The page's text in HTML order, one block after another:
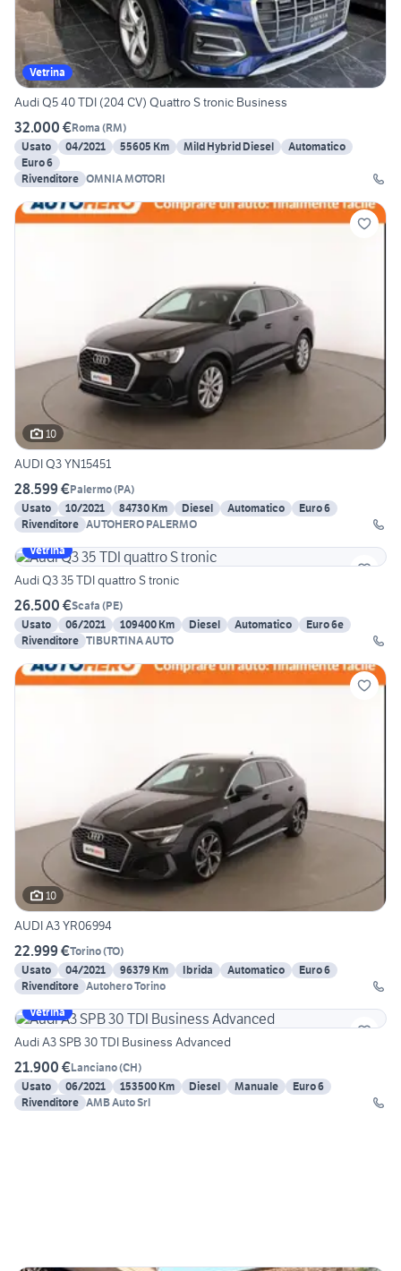
Vetrina
Audi Q5 40 TDI (204 CV) Quattro S tronic Business
32.000 €Roma (RM)
Usato
04/2021 55605 Km Mild Hybrid Diesel
Automatico
Euro 6
Rivenditore OMNIA MOTORI
10
AUDI Q3 YN15451
28.599 €Palermo(PA)
Usato
10/2021 84730 Km Diesel Automatico
Euro 6
Rivenditore AUTOHERO PALERMO
Vetrina
Audi Q3 35 TDI quattro S tronic
26.500 €Scafa (PE)
Usato
06/2021 109400 Km Diesel Automatico
Euro 6e
Rivenditore TIBURTINA AUTO
10
AUDI A3 YR06994
22.999 €Torino(TO)
Usato
04/2021 96379 Km Ibrida Automatico
Euro 6
Rivenditore Autohero Torino
Vetrina
Audi A3 SPB 30 TDI Business Advanced
21.900 €Lanciano(CH)
Usato
06/2021 153500 Km Diesel Manuale
Euro 6
Rivenditore AMB Auto Srl